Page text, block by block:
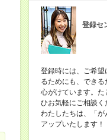
登録セ
登録時には、ご希
るためにも、でき
心がけています。
ひお気軽にご相談く
わたしたちは、「
アップいたします！